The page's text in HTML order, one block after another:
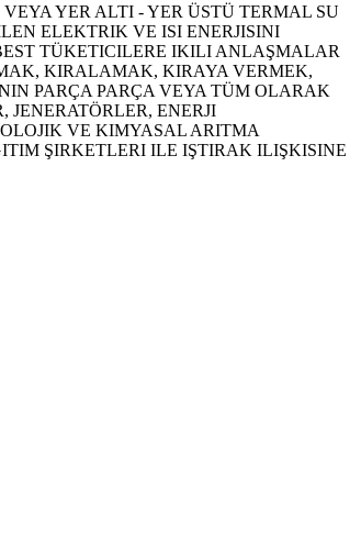
YER ALTI - YER ÜSTÜ TERMAL SU
ELEKTRIK VE ISI ENERJISINI
TÜKETICILERE IKILI ANLAŞMALAR
KIRALAMAK, KIRAYA VERMEK,
PARÇA PARÇA VEYA TÜM OLARAK
ENERJI
VE KIMYASAL ARITMA
ŞIRKETLERI ILE IŞTIRAK ILIŞKISINE